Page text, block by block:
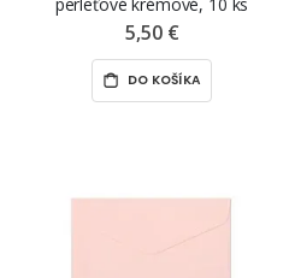
perleťové krémové, 10 ks
5,50 €
DO KOŠÍKA